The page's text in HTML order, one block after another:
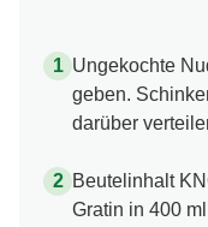
Ungekochte
geben.
darüber
Beutelinhalt
Gratin in 400